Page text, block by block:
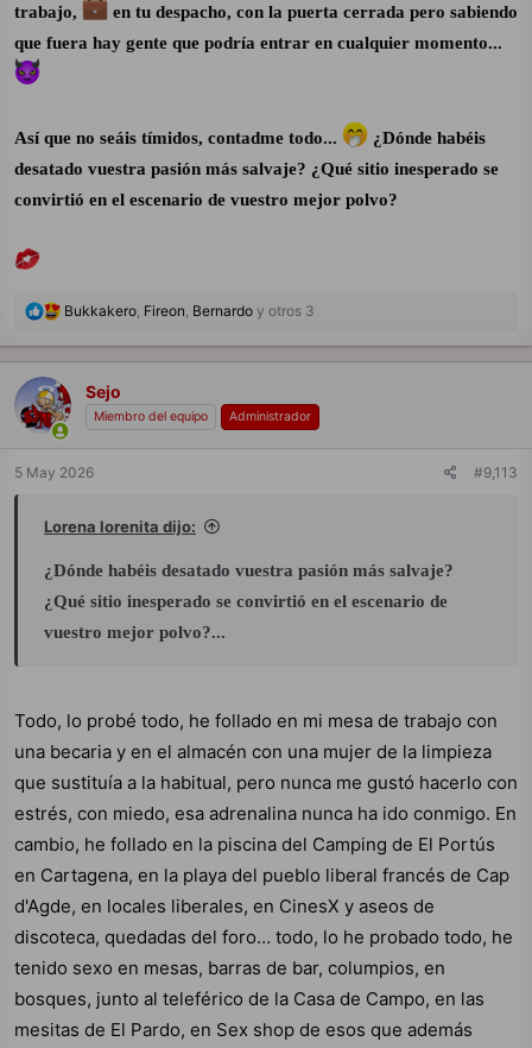
trabajo,
en tu despacho, con la puerta cerrada pero sabiendo
que fuera hay gente que podría entrar en cualquier momento...
Así que no seáis tímidos, contadme todo...
¿Dónde habéis
desatado vuestra pasión más salvaje? ¿Qué sitio inesperado se
convirtió en el escenario de vuestro mejor polvo?
R
a
c
c
i
o
n
s
Bukkakero Fireon Bernardo y otros 3
Sejo
Miembro del equipo Administrador
5 May 2026 #9,113
Lorena lorenita dijo:
¿Dónde habéis desatado vuestra pasión más salvaje?
¿Qué sitio inesperado se convirtió en el escenario de
vuestro mejor polvo?...
Todo, lo probé todo, he follado en mi mesa de trabajo con
una becaria y en el almacén con una mujer de la limpieza
que sustituía a la habitual, pero nunca me gustó hacerlo con
estrés, con miedo, esa adrenalina nunca ha ido conmigo. En
cambio, he follado en la piscina del Camping de El Portús
en Cartagena, en la playa del pueblo liberal francés de Cap
d'Agde, en locales liberales, en CinesX y aseos de
discoteca, quedadas del foro… todo, lo he probado todo, he
tenido sexo en mesas, barras de bar, columpios, en
bosques, junto al teleférico de la Casa de Campo, en las
mesitas de El Pardo, en Sex shop de esos que además